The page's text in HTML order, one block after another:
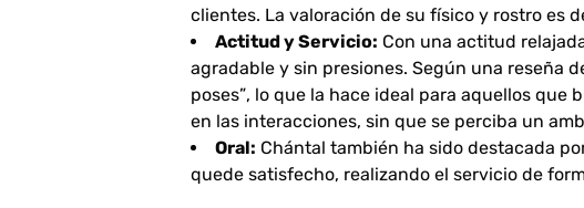
clientes. La valoración de su físico y rostro es
Actitud y Servicio: Con una actitud
agradable y sin presiones. Según una reseña
poses”, lo que la hace ideal para aquellos que
en las interacciones, sin que se perciba un
Oral: Chántal también ha sido destacada
quede satisfecho, realizando el servicio de